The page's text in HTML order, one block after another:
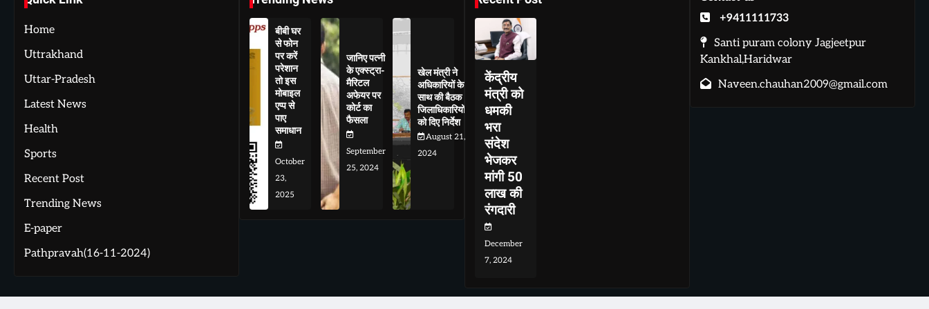
Home
Uttrakhand
Uttar-Pradesh
Latest News
Health
Sports
Recent Post
Trending News
E-paper
Pathpravah(16-11-2024)
बीबी घर
से फोन
पर करें
परेशान
तो इस
मोबाइल
एप्प से
पाए
समाधान
October
23,
2025
जानिए पत्नी
के एक्स्ट्रा-
मैरिटल
अफेयर पर
कोर्ट का
फैसला
September
25, 2024
खेल मंत्री ने
अधिकारियों के
साथ की बैठक
जिलाधिकारियों
को दिए निर्देश
August 21,
2024
केंद्रीय
मंत्री को
धमकी
भरा
संदेश
भेजकर
मांगी 50
लाख की
रंगदारी
December
7, 2024
+9411111733
Santi puram colony Jagjeetpur
Kankhal,Haridwar
Naveen.chauhan2009@gmail.com